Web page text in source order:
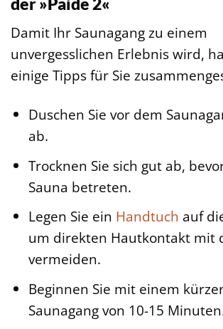
Damit Ihr Saunagang zu einem
unvergesslichen Erlebnis wird,
einige Tipps für Sie
Duschen Sie vor dem
ab.
Trocknen Sie sich gut ab,
Sauna betreten.
Legen Sie ein Handtuch auf
um direkten Hautkontakt mit
vermeiden.
Beginnen Sie mit einem
Saunagang von 10-15